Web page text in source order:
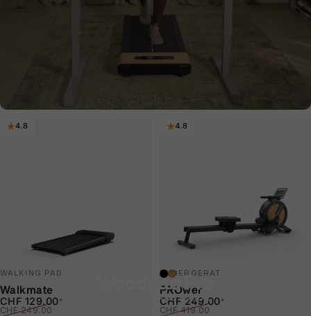
Woodpad Pro
Bewegung, die bleibt.
4.8
WALKING PAD
Walkmate
Verkaufspreis
CHF 129.00*
Normaler Preis
CHF 249.00
4.8
schwarz
hellbraun
RUDERGERÄT
PROwer
Verkaufspreis
CHF 249.00*
Normaler Preis
CHF 419.00